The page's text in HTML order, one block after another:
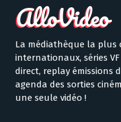
La médiathèque la plus
internationaux, séries
direct, replay émissions
agenda des sorties
une seule vidéo !